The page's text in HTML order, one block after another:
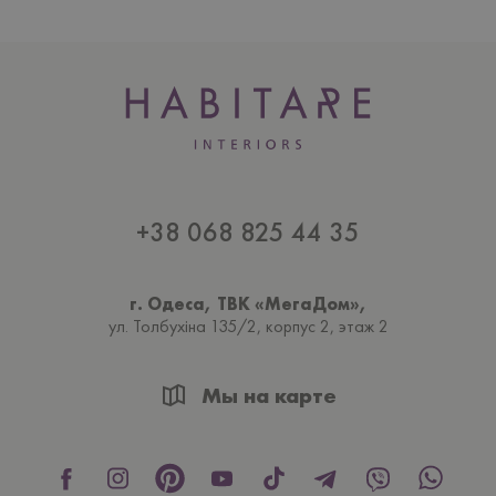
+38 068 825 44 35
г. Одеса, ТВК «МегаДом»,
ул. Толбухiна 135/2, корпус 2, этаж 2
Мы на карте